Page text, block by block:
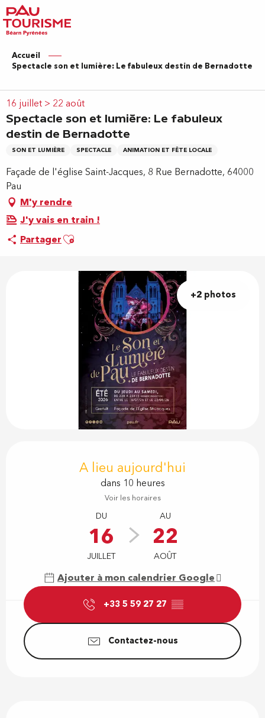
Aller
au
contenu
principal
Accueil
Spectacle son et lumière: Le fabuleux destin de Bernadotte
16 juillet > 22 août
Spectacle son et lumière: Le fabuleux
destin de Bernadotte
SON ET LUMIÈRE SPECTACLE ANIMATION ET FÊTE LOCALE
Façade de l'église Saint-Jacques, 8 Rue Bernadotte, 64000
Pau
M'y rendre
J'y vais en train !
PartagerAjouter aux favoris
+2 photos
A lieu aujourd'hui
dans 10 heures
Voir les horaires
DU
16
JUILLET
AU
22
AOÛT
Ajouter à mon calendrier Google
+33 5 59 27 27 ▒▒
Contactez-nous